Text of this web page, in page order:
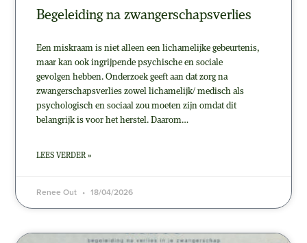
Begeleiding na zwangerschapsverlies
Een miskraam is niet alleen een lichamelijke gebeurtenis,
maar kan ook ingrijpende psychische en sociale
gevolgen hebben. Onderzoek geeft aan dat zorg na
zwangerschapsverlies zowel lichamelijk/ medisch als
psychologisch en sociaal zou moeten zijn omdat dit
belangrijk is voor het herstel. Daarom…
LEES VERDER »
Renee Out 18/04/2026